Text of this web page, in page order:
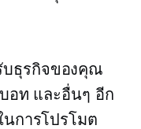
บธุรกิจของคุณ
อท และอื่นๆ อีก
การโปรโมต